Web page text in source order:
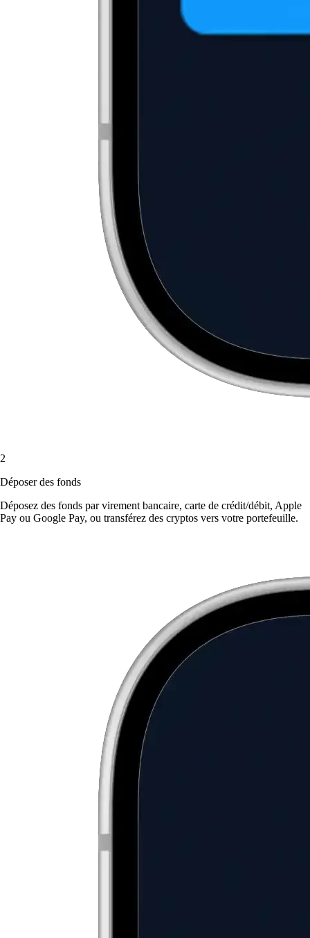
2
Déposer des fonds
Déposez des fonds par virement bancaire, carte de crédit/débit, Apple
Pay ou Google Pay, ou transférez des cryptos vers votre portefeuille.